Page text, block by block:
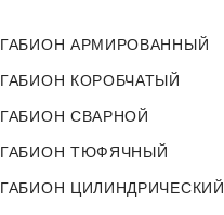
ГАБИОН АРМИРОВАННЫЙ
ГАБИОН КОРОБЧАТЫЙ
ГАБИОН СВАРНОЙ
ГАБИОН ТЮФЯЧНЫЙ
ГАБИОН ЦИЛИНДРИЧЕСКИЙ